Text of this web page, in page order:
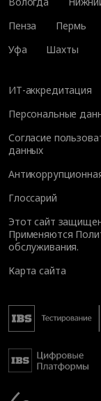
Пенза
Пермь
Уфа
Шахты
ИТ-аккредитация
Персональные
Согласие
данных
Глоссарий
Этот сайт
Применяются
обслуживания.
Карта сайта